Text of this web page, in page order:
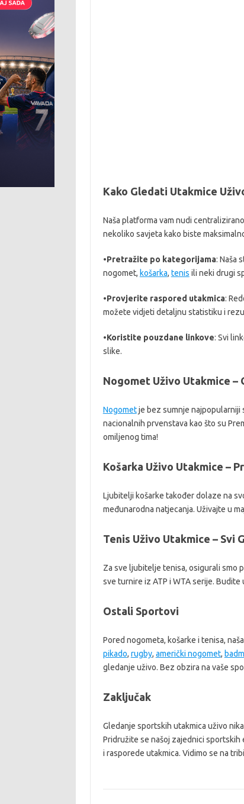
Kako Gledati Utakmice
Naša platforma vam nudi
nekoliko savjeta kako biste
•Pretražite po kategorijama: Naša
nogomet, košarka, tenis ili neki drugi
•Provjerite raspored utakmica:
možete vidjeti detaljnu statistiku i
•Koristite pouzdane linkove: Svi
slike.
Nogomet Uživo Utakmice
Nogometje bez sumnje najpopularniji
nacionalnih prvenstava kao što su
omiljenog tima!
Košarka Uživo Utakmice –
Ljubitelji košarke također dolaze na
međunarodna natjecanja. Uživajte u
Tenis Uživo Utakmice – Svi
Za sve ljubitelje tenisa, osigurali smo
sve turnire iz ATP i WTA serije.
Ostali Sportovi
Pored nogometa, košarke i tenisa,
pikado, rugby, američki nogomet,
gledanje uživo. Bez obzira na vaše
Zaključak
Gledanje sportskih utakmica uživo
Pridružite se našoj zajednici
i rasporede utakmica. Vidimo se na